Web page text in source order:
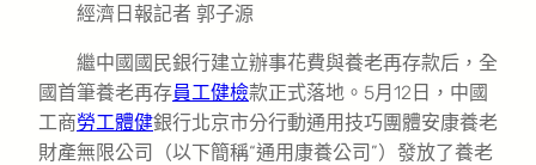
經濟日報記者 郭子源
繼中國國民銀行建立辦事花費與養老再存款后，全
國首筆養老再存員工健檢款正式落地。5月12日，中國
工商勞工體健銀行北京市分行動通用技巧團體安康養老
財產無限公司（以下簡稱“通用康養公司”）發放了養老